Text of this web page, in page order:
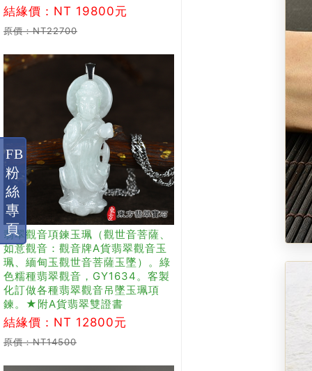
結緣價：NT 19800元
原價：NT22700
翡翠觀音項鍊玉珮（觀世音菩薩、
如意觀音：觀音牌A貨翡翠觀音玉
珮、緬甸玉觀世音菩薩玉墜）。綠
色糯種翡翠觀音，GY1634。客製
化訂做各種翡翠觀音吊墜玉珮項
鍊。★附A貨翡翠雙證書
結緣價：NT 12800元
原價：NT14500
FB
粉
絲
專
頁